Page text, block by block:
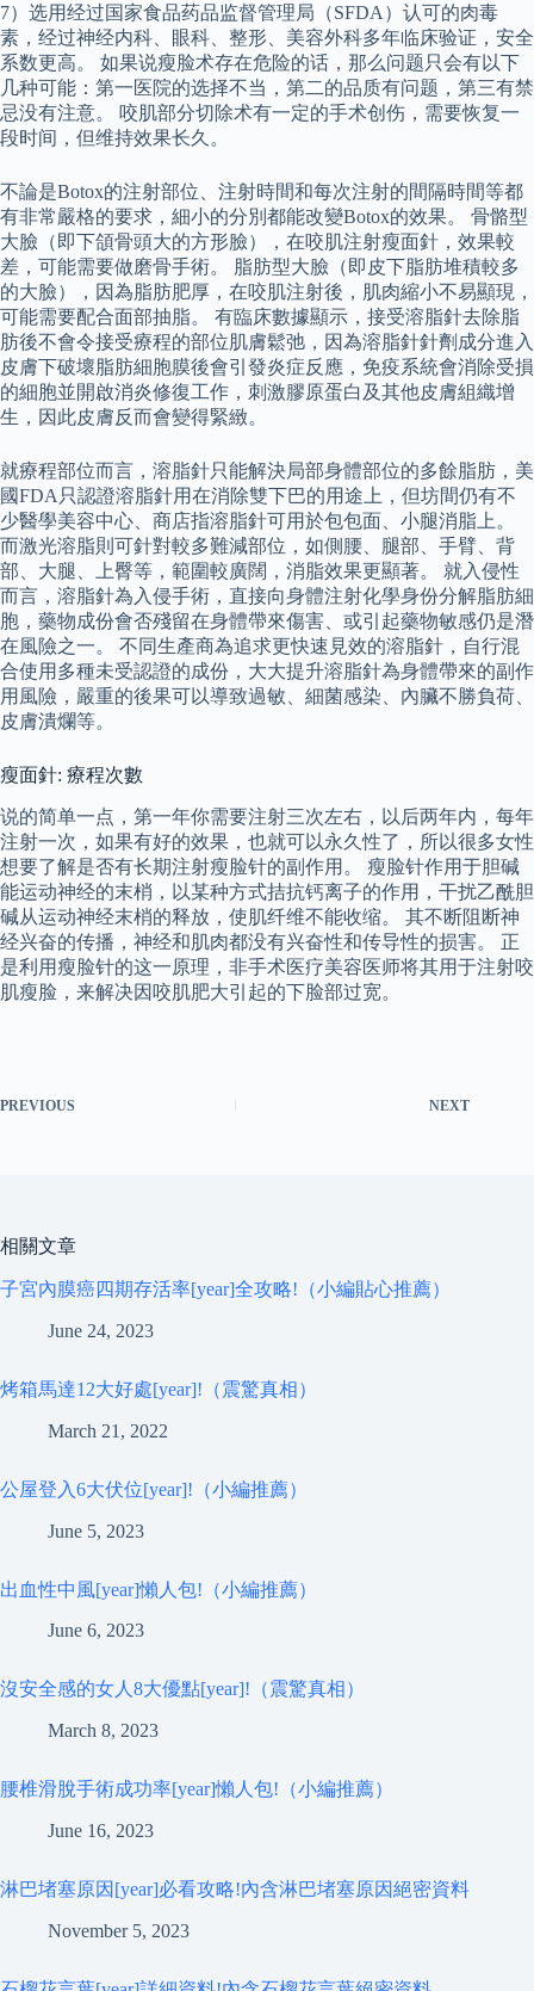
7）选用经过国家食品药品监督管理局（SFDA）认可的肉毒
素，经过神经内科、眼科、整形、美容外科多年临床验证，安全
系数更高。 如果说瘦脸术存在危险的话，那么问题只会有以下
几种可能：第一医院的选择不当，第二的品质有问题，第三有禁
忌没有注意。 咬肌部分切除术有一定的手术创伤，需要恢复一
段时间，但维持效果长久。
不論是Botox的注射部位、注射時間和每次注射的間隔時間等都
有非常嚴格的要求，細小的分別都能改變Botox的效果。 骨骼型
大臉（即下頜骨頭大的方形臉），在咬肌注射瘦面針，效果較
差，可能需要做磨骨手術。 脂肪型大臉（即皮下脂肪堆積較多
的大臉），因為脂肪肥厚，在咬肌注射後，肌肉縮小不易顯現，
可能需要配合面部抽脂。 有臨床數據顯示，接受溶脂針去除脂
肪後不會令接受療程的部位肌膚鬆弛，因為溶脂針針劑成分進入
皮膚下破壞脂肪細胞膜後會引發炎症反應，免疫系統會消除受損
的細胞並開啟消炎修復工作，刺激膠原蛋白及其他皮膚組織增
生，因此皮膚反而會變得緊緻。
就療程部位而言，溶脂針只能解決局部身體部位的多餘脂肪，美
國FDA只認證溶脂針用在消除雙下巴的用途上，但坊間仍有不
少醫學美容中心、商店指溶脂針可用於包包面、小腿消脂上。
而激光溶脂則可針對較多難減部位，如側腰、腿部、手臂、背
部、大腿、上臀等，範圍較廣闊，消脂效果更顯著。 就入侵性
而言，溶脂針為入侵手術，直接向身體注射化學身份分解脂肪細
胞，藥物成份會否殘留在身體帶來傷害、或引起藥物敏感仍是潛
在風險之一。 不同生產商為追求更快速見效的溶脂針，自行混
合使用多種未受認證的成份，大大提升溶脂針為身體帶來的副作
用風險，嚴重的後果可以導致過敏、細菌感染、內臟不勝負荷、
皮膚潰爛等。
瘦面針: 療程次數
说的简单一点，第一年你需要注射三次左右，以后两年内，每年
注射一次，如果有好的效果，也就可以永久性了，所以很多女性
想要了解是否有长期注射瘦脸针的副作用。 瘦脸针作用于胆碱
能运动神经的末梢，以某种方式拮抗钙离子的作用，干扰乙酰胆
碱从运动神经末梢的释放，使肌纤维不能收缩。 其不断阻断神
经兴奋的传播，神经和肌肉都没有兴奋性和传导性的损害。 正
是利用瘦脸针的这一原理，非手术医疗美容医师将其用于注射咬
肌瘦脸，来解决因咬肌肥大引起的下脸部过宽。
PREVIOUS NEXT
相關文章
子宮內膜癌四期存活率[year]全攻略!（小編貼心推薦）
June 24, 2023
烤箱馬達12大好處[year]!（震驚真相）
March 21, 2022
公屋登入6大伏位[year]!（小編推薦）
June 5, 2023
出血性中風[year]懶人包!（小編推薦）
June 6, 2023
沒安全感的女人8大優點[year]!（震驚真相）
March 8, 2023
腰椎滑脫手術成功率[year]懶人包!（小編推薦）
June 16, 2023
淋巴堵塞原因[year]必看攻略!內含淋巴堵塞原因絕密資料
November 5, 2023